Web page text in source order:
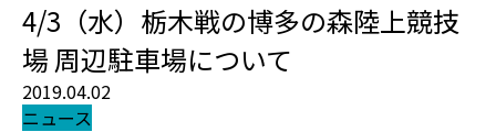
4/3（水）栃木戦の博多の森陸上競技
場 周辺駐車場について
2019.04.02
ニュース